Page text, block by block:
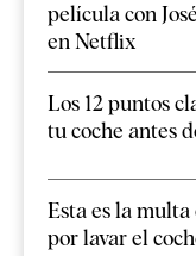
película con
en Netflix
Los 12 puntos
tu coche antes
Esta es la
por lavar el